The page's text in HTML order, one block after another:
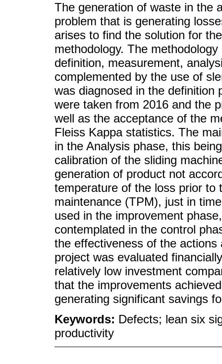
The generation of waste in the
problem that is generating
arises to find the solution for
methodology. The
definition, measurement,
complemented by the use of
was diagnosed in the definition
were taken from 2016 and the
well as the acceptance of the
Fleiss Kappa statistics. The
in the Analysis phase, this
calibration of the sliding
generation of product not
temperature of the loss prior to
maintenance (TPM), just in
used in the improvement
contemplated in the control
the effectiveness of the
project was evaluated
relatively low investment
that the improvements
generating significant savings
Keywords: Defects; lean six
productivity